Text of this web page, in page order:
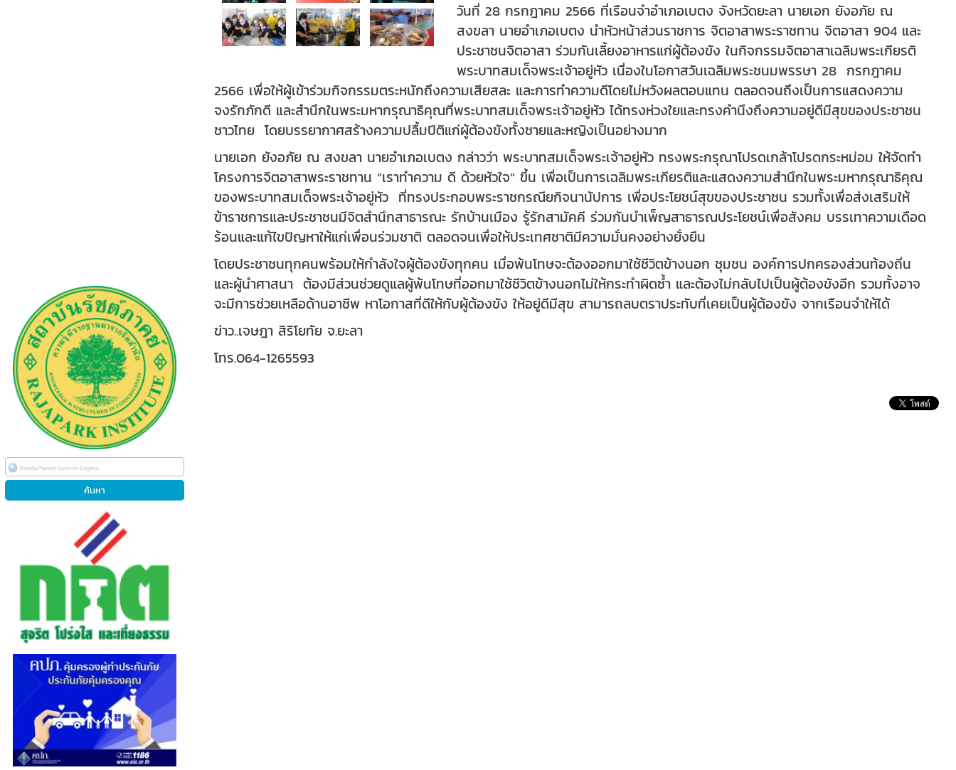
วันที่ 28 กรกฎาคม 2566 ที่เรือนจำอำเภอเบตง จังหวัดยะลา นายเอก ยังอภัย ณ
สงขลา นายอำเภอเบตง นำหัวหน้าส่วนราชการ จิตอาสาพระราชทาน จิตอาสา 904 และ
ประชาชนจิตอาสา ร่วมกันเลี้ยงอาหารแก่ผู้ต้องขัง ในกิจกรรมจิตอาสาเฉลิมพระเกียรติ
พระบาทสมเด็จพระเจ้าอยู่หัว เนื่องในโอกาสวันเฉลิมพระชนมพรรษา 28 กรกฎาคม
2566 เพื่อให้ผู้เข้าร่วมกิจกรรมตระหนักถึงความเสียสละ และการทำความดีโดยไม่หวังผลตอบแทน ตลอดจนถึงเป็นการแสดงความ
จงรักภักดี และสำนึกในพระมหากรุณาธิคุณที่พระบาทสมเด็จพระเจ้าอยู่หัว ได้ทรงห่วงใยและทรงคำนึงถึงความอยู่ดีมีสุขของประชาชน
ชาวไทย โดยบรรยากาศสร้างความปลื้มปีติแก่ผู้ต้องขังทั้งชายและหญิงเป็นอย่างมาก
นายเอก ยังอภัย ณ สงขลา นายอำเภอเบตง กล่าวว่า พระบาทสมเด็จพระเจ้าอยู่หัว ทรงพระกรุณาโปรดเกล้าโปรดกระหม่อม ให้จัดทำ
โครงการจิตอาสาพระราชทาน “เราทำความ ดี ด้วยหัวใจ” ขึ้น เพื่อเป็นการเฉลิมพระเกียรติและแสดงความสำนึกในพระมหากรุณาธิคุณ
ของพระบาทสมเด็จพระเจ้าอยู่หัว ที่ทรงประกอบพระราชกรณียกิจนานัปการ เพื่อประโยชน์สุขของประชาชน รวมทั้งเพื่อส่งเสริมให้
ข้าราชการและประชาชนมีจิตสำนึกสาธารณะ รักบ้านเมือง รู้รักสามัคคี ร่วมกันบำเพ็ญสาธารณประโยชน์เพื่อสังคม บรรเทาความเดือด
ร้อนและแก้ไขปัญหาให้แก่เพื่อนร่วมชาติ ตลอดจนเพื่อให้ประเทศชาติมีความมั่นคงอย่างยั่งยืน
โดยประชาชนทุกคนพร้อมให้กำลังใจผู้ต้องขังทุกคน เมื่อพ้นโทษจะต้องออกมาใช้ชีวิตข้างนอก ชุมชน องค์การปกครองส่วนท้องถิ่น
และผู้นำศาสนา ต้องมีส่วนช่วยดูแลผู้พ้นโทษที่ออกมาใช้ชีวิตข้างนอกไม่ให้กระทำผิดซ้ำ และต้องไม่กลับไปเป็นผู้ต้องขังอีก รวมทั้งอาจ
จะมีการช่วยเหลือด้านอาชีพ หาโอกาสที่ดีให้กับผู้ต้องขัง ให้อยู่ดีมีสุข สามารถลบตราประทับที่เคยเป็นผู้ต้องขัง จากเรือนจำให้ได้
ข่าว..เจษฎา สิริโยทัย จ.ยะลา
โทร.064-1265593